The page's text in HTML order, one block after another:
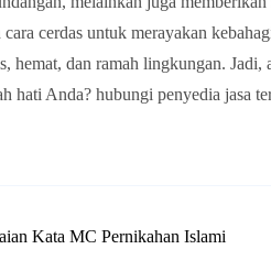
cerdas untuk merayakan
hemat, dan ramah lingkungan. Jadi,
hati Anda? hubungi penyedia jasa
Kata MC Pernikahan Islami